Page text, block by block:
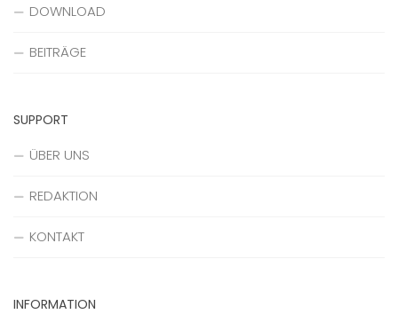
DOWNLOAD
BEITRÄGE
SUPPORT
ÜBER UNS
REDAKTION
KONTAKT
INFORMATION